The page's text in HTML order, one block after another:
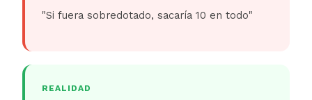
"Si fuera sobredotado, sacaría 10 en todo"
REALIDAD